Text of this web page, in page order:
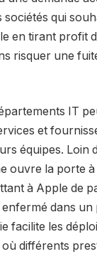
sociétés qui
en tirant profit
risquer une
IT
et
équipes. Loin
ouvre la porte à
à Apple de
dans
facilite les
différents